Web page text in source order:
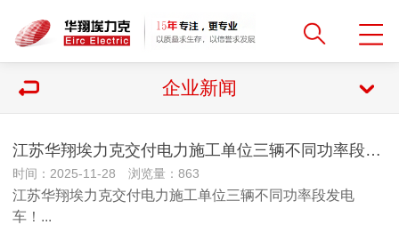
企业新闻
江苏华翔埃力克交付电力施工单位三辆不同功率段发电车！
时间：2025-11-28 浏览量：863
江苏华翔埃力克交付电力施工单位三辆不同功率段发电
车！...